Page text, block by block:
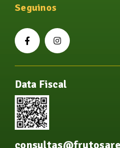
Seguinos
Data Fiscal